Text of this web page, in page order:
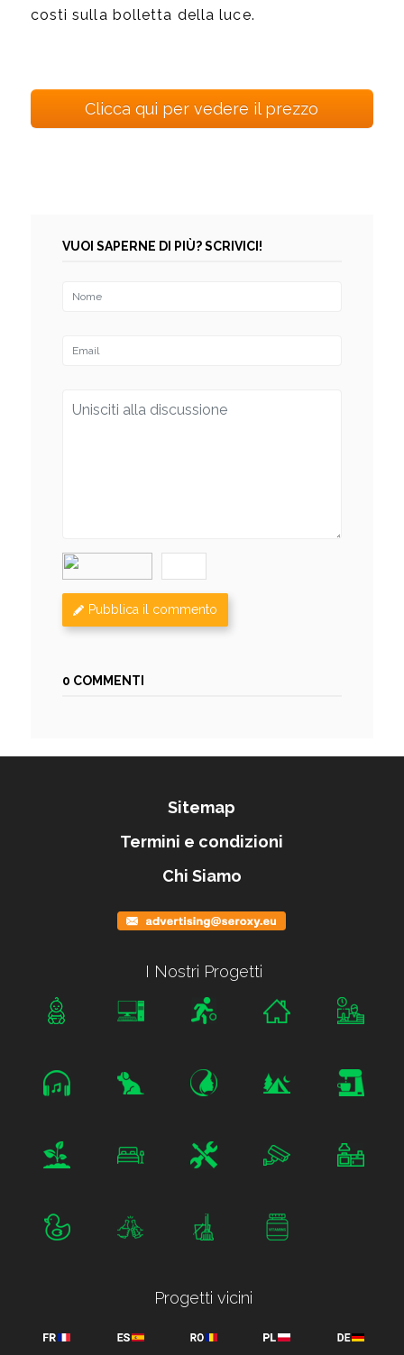
costi sulla bolletta della luce.
Clicca qui per vedere il prezzo
VUOI SAPERNE DI PIÙ? SCRIVICI!
Pubblica il commento
0 COMMENTI
Sitemap
Termini e condizioni
Chi Siamo
I Nostri Progetti
Progetti vicini